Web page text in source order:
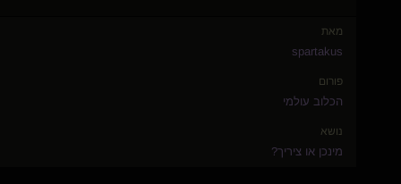
מאת
spartakus
פורום
הכלוב עולמי
נושא
מינכן או ציריך?